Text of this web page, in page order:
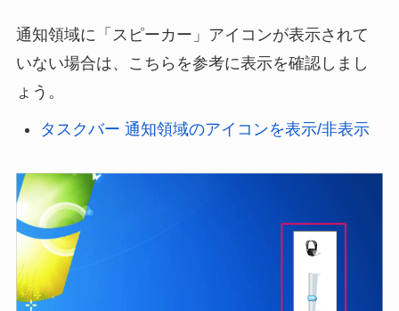
通知領域に「スピーカー」アイコンが表示されて
いない場合は、こちらを参考に表示を確認しまし
ょう。
タスクバー 通知領域のアイコンを表示/非表示